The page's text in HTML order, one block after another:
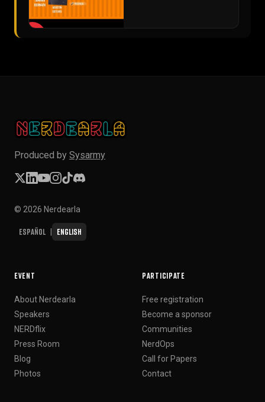
Produced by Sysarmy
© 2026 Nerdearla
Español English
EVENT
About Nerdearla
Speakers
NERDflix
Press Room
Blog
Photos
PARTICIPATE
Free registration
Become a sponsor
Communities
NerdOps
Call for Papers
Contact